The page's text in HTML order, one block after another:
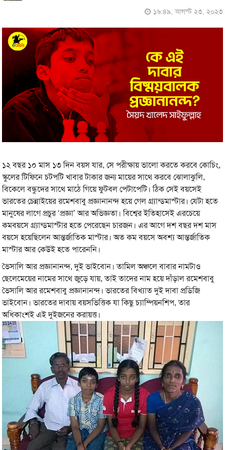
১৬:৪৯, আগস্ট ২৩, ২০২৩
১২ বছর ১০ মাস ১৩ দিন বয়স যার, সে পরীক্ষায় ভালো করতে করবে কোচিং,
স্কুলের টিফিনে চটপটি খাবার টাকার জন্য মায়ের সাথে করবে ঝোলাঝুলি,
বিকেলে বন্ধুদের সাথে মাঠে গিয়ে ফুটবল পেটাপেটি। ঠিক সেই বয়সেই
ভারতের চেন্নাইয়ের রমেশবাবু প্রজ্ঞানানন্দ হয়ে গেল গ্র্যান্ডমাস্টার। যেটা হতে
মানুষের লাগে প্রচুর ‘প্রজ্ঞা’ আর অভিজ্ঞতা। বিশ্বের ইতিহাসেই এরচেয়ে
কমবয়সে গ্র্যান্ডমাস্টার হতে পেরেছেন চারজন। এর আগে দশ বছর দশ মাস
বয়সে হয়েছিলেন আন্তর্জাতিক মাস্টার। অত কম বয়সে অবশ্য আন্তর্জাতিক
মাস্টার আর কেউই হতে পারেননি।
ভৈসালি আর প্রজ্ঞানানন্দ, দুই ভাইবোন। তামিল অঞ্চলে বাবার নামটাও
ছেলেমেয়ের নামের সাথে জুড়ে যায়, তাই তাদের নাম হয়ে দাঁড়াল রমেশবাবু
ভৈসালি আর রমেশবাবু প্রজ্ঞানানন্দ। ভারতের বিখ্যাত দুই দাবা প্রডিজি
ভাইবোন। ভারতের দাবায় বয়সভিত্তিক যা কিছু চ্যাম্পিয়নশিপ, তার
অধিকাংশই এই দুইজনের করায়ত্ত।